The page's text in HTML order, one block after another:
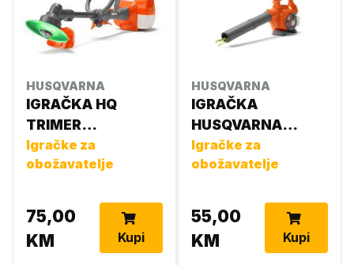
HUSQVARNA
IGRAČKA HQ
TRIMER
586498101
546276501
Igračke za
obožavatelje
75,00
KM
Kupi
HUSQVARNA
IGRAČKA
HUSQVARNA
DUVAČ LIŠĆA
586498001
Igračke za
obožavatelje
55,00
KM
Kupi